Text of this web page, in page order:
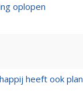
oplopen
heeft ook plan